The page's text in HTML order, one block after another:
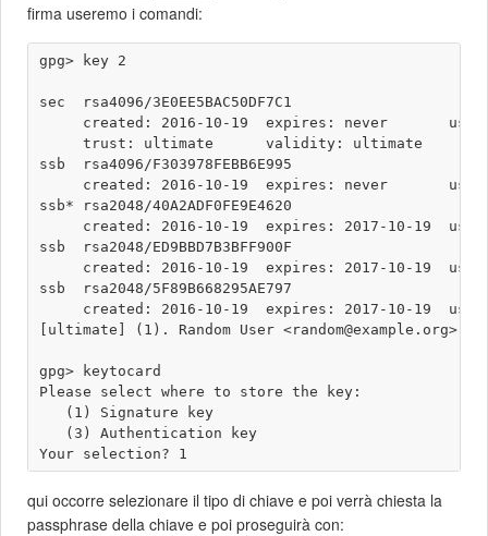
firma useremo i comandi:
gpg> key 2
sec  rsa4096/3E0EE5BAC50DF7C1
created: 2016-10-19  expires: never
     trust: ultimate      validity: ultimate
ssb  rsa4096/F303978FEBB6E995
created: 2016-10-19  expires: never
ssb* rsa2048/40A2ADF0FE9E4620
created: 2016-10-19  expires: 2017-10-19
ssb  rsa2048/ED9BBD7B3BFF900F
created: 2016-10-19  expires: 2017-10-19
ssb  rsa2048/5F89B668295AE797
created: 2016-10-19  expires: 2017-10-19
[ultimate] (1). Random User <random@example.org>
gpg> keytocard
Please select where to store the key:
   (1) Signature key
   (3) Authentication key
qui occorre selezionare il tipo di chiave e poi verrà chiesta la
passphrase della chiave e poi proseguirà con: